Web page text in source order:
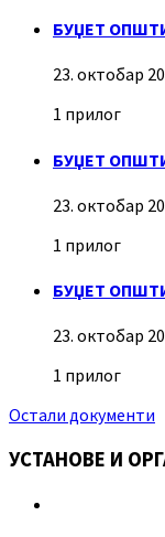
БУЏЕТ
23. октобар
1 прилог
БУЏЕТ
23. октобар
1 прилог
БУЏЕТ
23. октобар
1 прилог
Остали документи
УСТАНОВЕ И